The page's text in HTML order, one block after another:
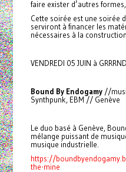
faire exister d’autres
Cette soirée est une soirée
serviront à financer les
nécessaires à la
VENDREDI 05 JUIN à
Bound By Endogamy//
Synthpunk, EBM // Genève
Le duo basé à Genève,
mélange puissant de
musique industrielle.
https://
the-mine